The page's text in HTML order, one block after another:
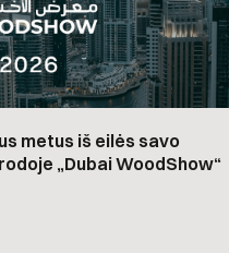
metus iš eilės savo
„Dubai WoodShow“